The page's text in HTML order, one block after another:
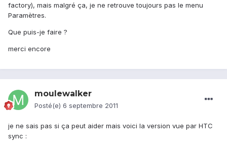
factory), mais malgré ça, je ne retrouve toujours pas le menu
Paramètres.
Que puis-je faire ?
merci encore
moulewalker
Posté(e) 6 septembre 2011
je ne sais pas si ça peut aider mais voici la version vue par HTC
sync :